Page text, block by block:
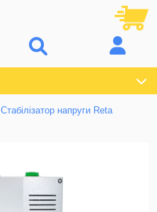
Стабілізатор напруги Reta